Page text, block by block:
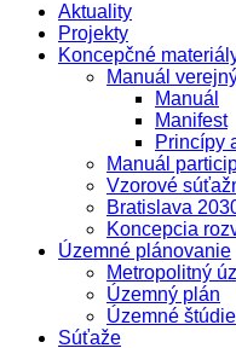
Aktuality
Projekty
Koncepčné
Manuál
Manuál
Manifest
Princípy
Manuál
Vzorové
Bratislava
Koncepcia
Územné plánovanie
Metropolitný
Územný plán
Územné štúdie
Súťaže